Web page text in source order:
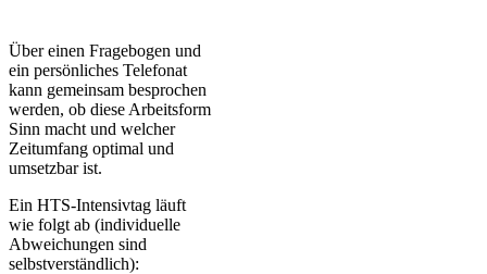
Über einen Fragebogen und
ein persönliches Telefonat
kann gemeinsam besprochen
werden, ob diese Arbeitsform
Sinn macht und welcher
Zeitumfang optimal und
umsetzbar ist.
Ein HTS-Intensivtag läuft
wie folgt ab (individuelle
Abweichungen sind
selbstverständlich):